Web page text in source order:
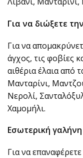
Για να διώξετε
Για να
άγχος, τις φοβίες
αιθέρια έλαια από
Μανταρίνι,
Νερολί,
Χαμομήλι.
Εσωτερική γαλήνη
Για να